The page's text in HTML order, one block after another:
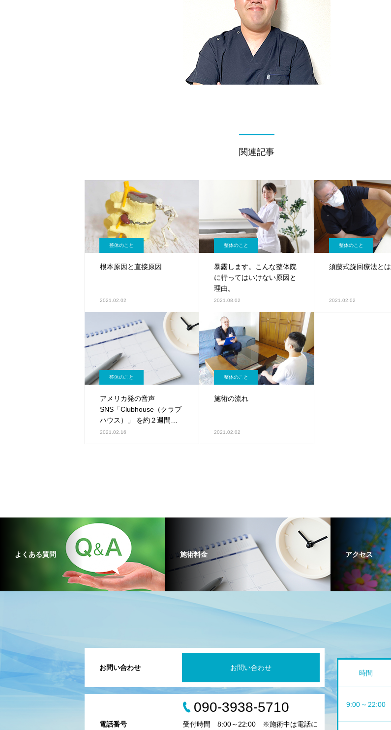
関連記事
整体のこと
根本原因と直接原因
2021.02.02
整体のこと
暴露します。こんな整体院
に行ってはいけない原因と
理由。
2021.08.02
整体のこと
須藤式旋回療法とは
2021.02.02
整体のこと
アメリカ発の音声
SNS「Clubhouse（クラブ
ハウス）」 を約２週間や
り倒して分かった事。其の
2021.02.16
整体のこと
施術の流れ
2021.02.02
よくある質問 施術料金 アクセス
お問い合わせ お問い合わせ
電話番号
090-3938-5710
受付時間 8:00～22:00 ※施術中は電話に
時間
9:00 ~ 22:00